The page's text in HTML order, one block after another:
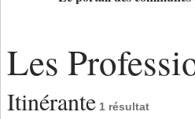
Les
Itinérante 1 résultat